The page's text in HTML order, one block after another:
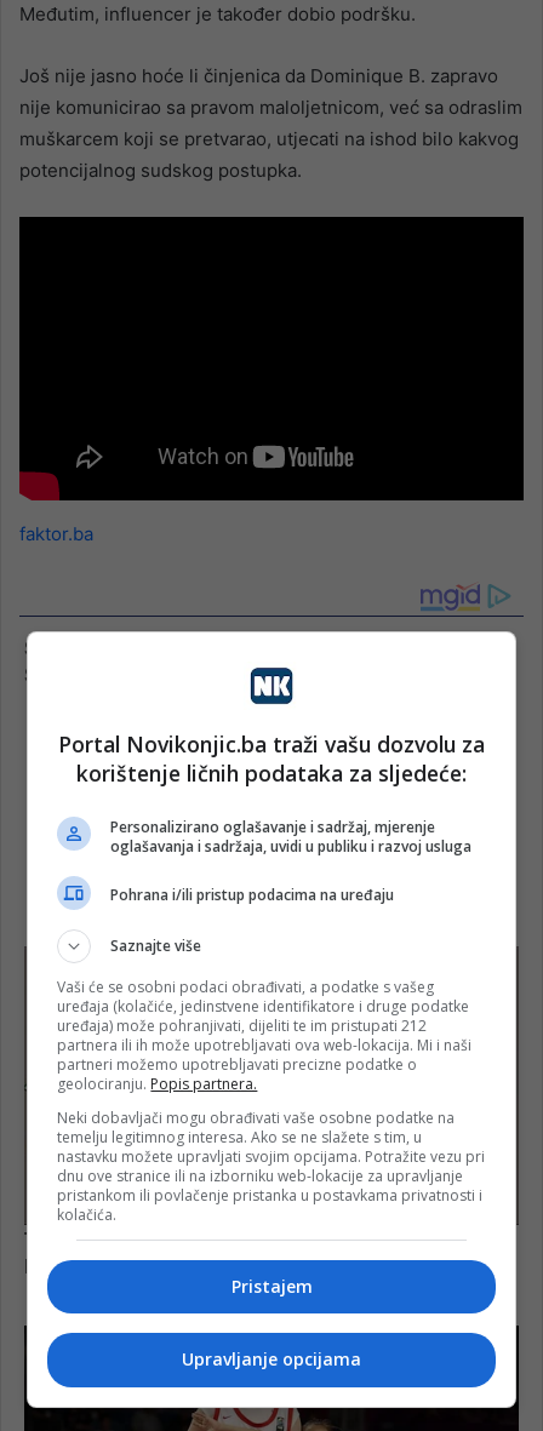
Međutim, influencer je također dobio podršku.
Još nije jasno hoće li činjenica da Dominique B. zapravo
nije komunicirao sa pravom maloljetnicom, već sa odraslim
muškarcem koji se pretvarao, utjecati na ishod bilo kakvog
potencijalnog sudskog postupka.
faktor.ba
Portal Novikonjic.ba traži vašu dozvolu za
korištenje ličnih podataka za sljedeće:
Personalizirano oglašavanje i sadržaj, mjerenje
oglašavanja i sadržaja, uvidi u publiku i razvoj usluga
Pohrana i/ili pristup podacima na uređaju
Saznajte više
Vaši će se osobni podaci obrađivati, a podatke s vašeg
uređaja (kolačiće, jedinstvene identifikatore i druge podatke
uređaja) može pohranjivati, dijeliti te im pristupati 212
partnera ili ih može upotrebljavati ova web-lokacija. Mi i naši
partneri možemo upotrebljavati precizne podatke o
geolociranju. Popis partnera.
Neki dobavljači mogu obrađivati vaše osobne podatke na
temelju legitimnog interesa. Ako se ne slažete s tim, u
nastavku možete upravljati svojim opcijama. Potražite vezu pri
dnu ove stranice ili na izborniku web-lokacije za upravljanje
pristankom ili povlačenje pristanka u postavkama privatnosti i
kolačića.
Pristajem
Upravljanje opcijama